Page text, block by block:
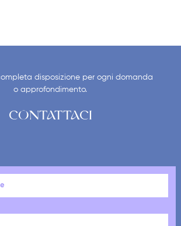
disposizione per ogni domanda
o approfondimento.
CONTATTACI